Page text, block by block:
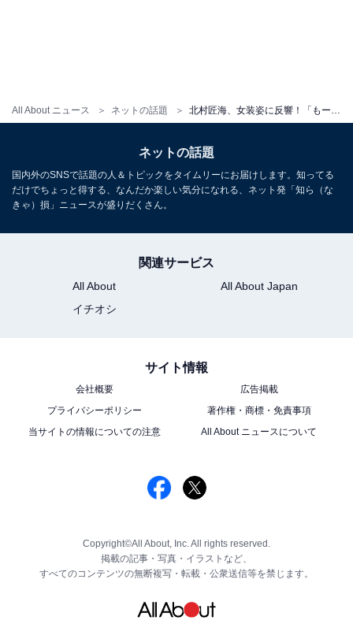
All About ニュース ネットの話題
ネットの話題
国内外のSNSで話題の人＆トピックをタイムリーにお届けします。知ってる
だけでちょっと得する、なんだか楽しい気分になれる、ネット発「知ら（な
きゃ）損」ニュースが盛りだくさん。
関連サービス
All About
All About Japan
イチオシ
サイト情報
会社概要
広告掲載
プライバシーポリシー
著作権・商標・免責事項
当サイトの情報についての注意
All About ニュースについて
Copyright©All About, Inc. All rights reserved.
掲載の記事・写真・イラストなど、
すべてのコンテンツの無断複写・転載・公衆送信等を禁じます。